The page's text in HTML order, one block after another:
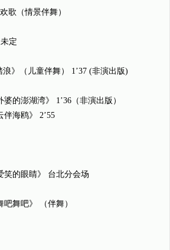
歌（情景伴舞）
定
》（儿童伴舞） 1’37 (非演出版)
的澎湖湾》 1’36（非演出版）
海鸥》 2’55
笑的眼睛》 台北分会场
舞吧》 （伴舞）